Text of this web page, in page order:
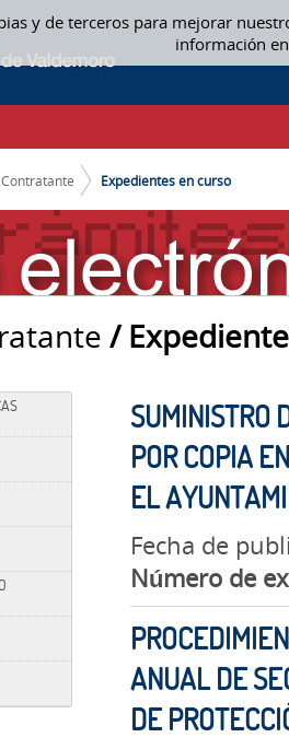
y de terceros para mejorar
información
Expedientes en curso
/
SUMINISTRO
POR COPIA
EL
Fecha de
Número de
ANUAL DE
DE